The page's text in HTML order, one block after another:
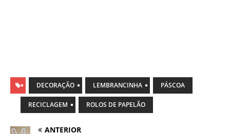
DECORAÇÃO LEMBRANCINHA PÁSCOA
RECICLAGEM ROLOS DE PAPELÃO
ANTERIOR